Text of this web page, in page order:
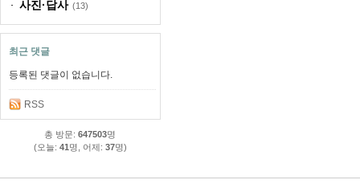
사진·답사 (13)
최근 댓글
등록된 댓글이 없습니다.
RSS
총 방문:647503명
(오늘: 41명, 어제: 37명)